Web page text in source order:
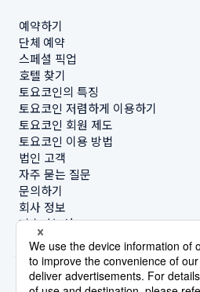
예약하기
단체 예약
스페셜 픽업
호텔 찾기
토요코인의 특징
토요코인 저렴하게 이용하기
토요코인 회원 제도
토요코인 이용 방법
법인 고객
자주 묻는 질문
문의하기
회사 정보
지속가능성